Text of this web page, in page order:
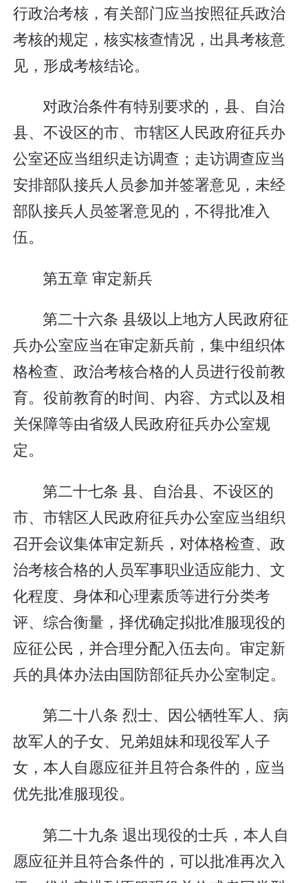
行政治考核，有关部门应当按照征兵政治
考核的规定，核实核查情况，出具考核意
见，形成考核结论。
对政治条件有特别要求的，县、自治
县、不设区的市、市辖区人民政府征兵办
公室还应当组织走访调查；走访调查应当
安排部队接兵人员参加并签署意见，未经
部队接兵人员签署意见的，不得批准入
伍。
第五章 审定新兵
第二十六条 县级以上地方人民政府征
兵办公室应当在审定新兵前，集中组织体
格检查、政治考核合格的人员进行役前教
育。役前教育的时间、内容、方式以及相
关保障等由省级人民政府征兵办公室规
定。
第二十七条 县、自治县、不设区的
市、市辖区人民政府征兵办公室应当组织
召开会议集体审定新兵，对体格检查、政
治考核合格的人员军事职业适应能力、文
化程度、身体和心理素质等进行分类考
评、综合衡量，择优确定拟批准服现役的
应征公民，并合理分配入伍去向。审定新
兵的具体办法由国防部征兵办公室制定。
第二十八条 烈士、因公牺牲军人、病
故军人的子女、兄弟姐妹和现役军人子
女，本人自愿应征并且符合条件的，应当
优先批准服现役。
第二十九条 退出现役的士兵，本人自
愿应征并且符合条件的，可以批准再次入